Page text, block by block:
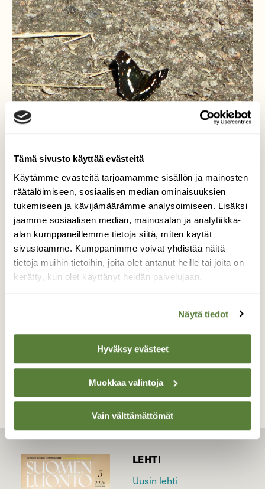
Tämä sivusto käyttää evästeitä
Käytämme evästeitä tarjoamamme sisällön ja mainosten
räätälöimiseen, sosiaalisen median ominaisuuksien
tukemiseen ja kävijämäärämme analysoimiseen. Lisäksi
jaamme sosiaalisen median, mainosalan ja analytiikka-
alan kumppaneillemme tietoja siitä, miten käytät
sivustoamme. Kumppanimme voivat yhdistää näitä
tietoja muihin tietoihin, joita olet antanut heille tai joita on
kerätty, kun olet käyttänyt heidän palvelujaan.
Näytä tiedot
Hyväksy evästeet
Muokkaa valintoja
Vain välttämättömät
Karttaperhonen toinen
sukupolvi
Saarikylät Kangasala. Oinontie 5. 7.7.2021
Valokuvaaja: virpi kurki, Saarikylät Kangasala.
TAKAISIN LISTAAN
LEHTI
Uusin lehti